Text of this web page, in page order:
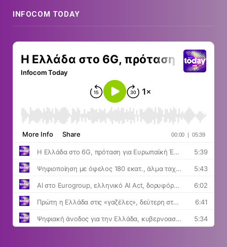
INFOCOM TODAY